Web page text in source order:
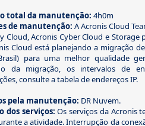
total da manutenção: 4h0m
de manutenção: A Acronis Cloud
Cloud, Acronis Cyber Cloud e
Cloud está planejando a migração
para uma melhor qualidade
da migração, os intervalos de
consulte a tabela de endereços IP.
pela manutenção: DR Nuvem.
dos serviços: Os serviços da Acronis
a atividade. Interrupção da